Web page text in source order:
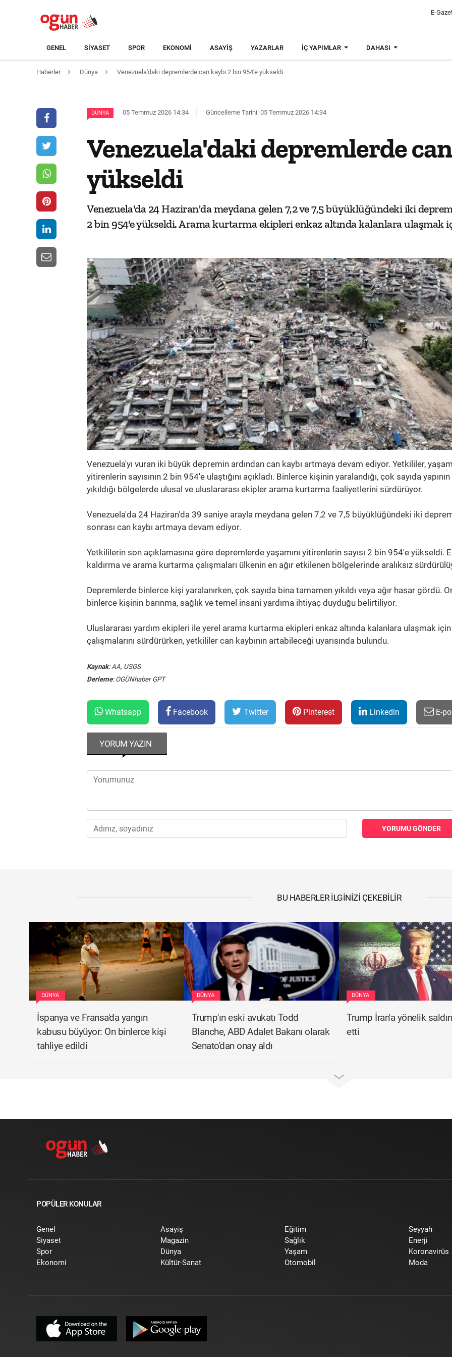
E-
GENEL SIYASET SPOR EKONOMI ASAYIŞ YAZARLAR İÇ YAPIMLAR DAHASI
Haberler Dünya Venezuela'daki depremlerde can kaybı 2 bin 954'e yükseldi
DÜNYA 05 Temmuz 2026 14:34 Güncelleme Tarihi: 05 Temmuz 2026 14:34
Venezuela'daki depremlerde
yükseldi
Venezuela'da 24 Haziran'da meydana gelen 7,2 ve 7,5 büyüklüğündeki iki
2 bin 954'e yükseldi. Arama kurtarma ekipleri enkaz altında kalanlara ulaşmak
Venezuela'yı vuran iki büyük depremin ardından can kaybı artmaya devam ediyor. Yetkililer,
yitirenlerin sayısının 2 bin 954'e ulaştığını açıkladı. Binlerce kişinin yaralandığı, çok sayıda yapının
yıkıldığı bölgelerde ulusal ve uluslararası ekipler arama kurtarma faaliyetlerini sürdürüyor.
Venezuela'da 24 Haziran'da 39 saniye arayla meydana gelen 7,2 ve 7,5 büyüklüğündeki iki
sonrası can kaybı artmaya devam ediyor.
Yetkililerin son açıklamasına göre depremlerde yaşamını yitirenlerin sayısı 2 bin 954'e yükseldi.
kaldırma ve arama kurtarma çalışmaları ülkenin en ağır etkilenen bölgelerinde aralıksız
Depremlerde binlerce kişi yaralanırken, çok sayıda bina tamamen yıkıldı veya ağır hasar gördü.
binlerce kişinin barınma, sağlık ve temel insani yardıma ihtiyaç duyduğu belirtiliyor.
Uluslararası yardım ekipleri ile yerel arama kurtarma ekipleri enkaz altında kalanlara ulaşmak için
çalışmalarını sürdürürken, yetkililer can kaybının artabileceği uyarısında bulundu.
Kaynak: AA, USGS
Derleme: OGÜNhaber GPT
Whatsapp Facebook Twitter Pinterest Linkedin E-
YORUM YAZIN
YORUMU GÖNDER
BU HABERLER İLGINIZI ÇEKEBILIR
DÜNYA
İspanya ve Fransa'da yangın
kabusu büyüyor: On binlerce kişi
tahliye edildi
DÜNYA
Trump'ın eski avukatı Todd
Blanche, ABD Adalet Bakanı olarak
Senato'dan onay aldı
DÜNYA
Trump İran'a yönelik
etti
POPÜLER KONULAR
Genel
Siyaset
Spor
Ekonomi
Asayiş
Magazin
Dünya
Kültür-Sanat
Eğitim
Sağlık
Yaşam
Otomobil
Seyyah
Enerji
Koronavirüs
Moda